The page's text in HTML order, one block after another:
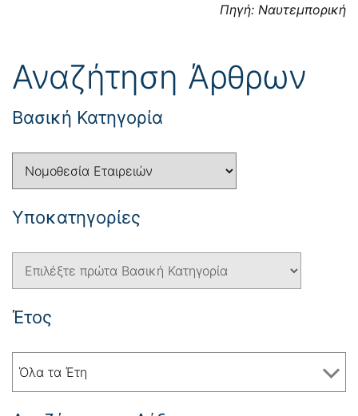
Πηγή: Ναυτεμπορική
Αναζήτηση Άρθρων
Βασική Κατηγορία
Yποκατηγορίες
Έτος
Όλα τα Έτη